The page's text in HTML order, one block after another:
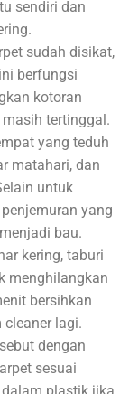
sendiri dan
sudah disikat,
berfungsi
kotoran
tertinggal.
yang teduh
matahari, dan
untuk
yang
bau.
kering, taburi
menghilangkan
bersihkan
lagi.
dengan
sesuai